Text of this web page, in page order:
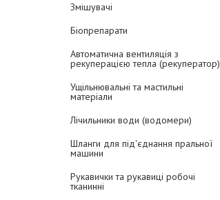
Змішувачі
Біопрепарати
Автоматична вентиляція з
рекуперацією тепла (рекуператор)
Ущільнювальні та мастильні
матеріали
Лічильники води (водомери)
Шланги для під'єднання пральної
машини
Рукавички та рукавиці робочі
тканинні